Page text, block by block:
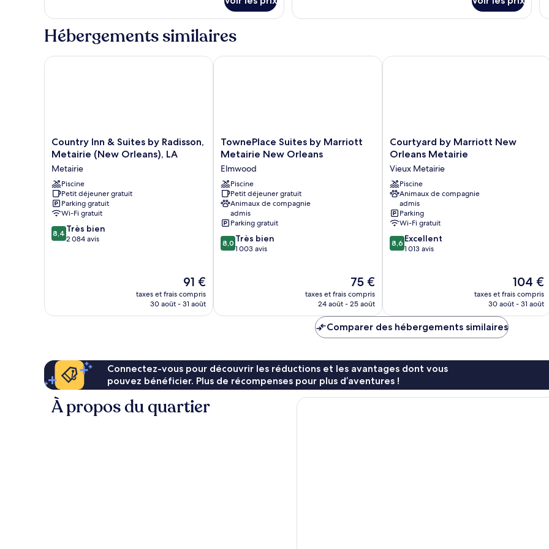
grand
lit
et
canapé-
le
type
de
Studio,
canapé-
le
Suite,
le
Hébergements similaires
Country
Inn
Suites
by
Radisson,
Metairie
(New
Orleans),
LA
Country Inn & Suites by Radisson,
Metairie (New Orleans), LA
Metairie
Piscine
Petit déjeuner gratuit
Parking gratuit
Wi-Fi gratuit
8.4
sur
8,4 Très bien
2 084 avis
Le
nouveau
prix
91 €
taxes et frais compris
30 août - 31 août
Country Inn & Suites by Radisson, Metairie (New Orleans), LA
TownePlace
Suites
Marriott
Metairie
New
Orleans
Elmwood
TownePlace Suites by Marriott
Metairie New Orleans
Elmwood
Piscine
Petit déjeuner gratuit
Animaux de compagnie
admis
Parking gratuit
8.0
sur
8,0 Très bien
1 003 avis
Le
nouveau
prix
de
75 €
taxes et frais compris
24 août - 25 août
TownePlace Suites by Marriott Metairie New Orleans
Courtyard
by
New
Orleans
Metairie
Vieux
Metairie
Courtyard by Marriott New
Orleans Metairie
Vieux Metairie
Piscine
Animaux de compagnie
admis
Parking
Wi-Fi gratuit
8.6
sur
8,6 Excellent
1 013 avis
Le
nouveau
prix
104 €
taxes et frais compris
30 août - 31 août
Courtyard by Marriott New Orleans
Comparer des hébergements similaires
Connectez-vous pour découvrir les réductions et les avantages dont vous
pouvez bénéficier. Plus de récompenses pour plus d’aventures !
À propos du quartier